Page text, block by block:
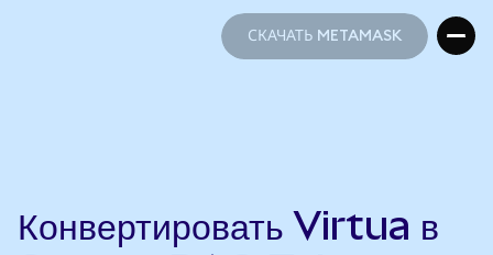
СКАЧАТЬ METAMASK
Конвертировать Virtua в